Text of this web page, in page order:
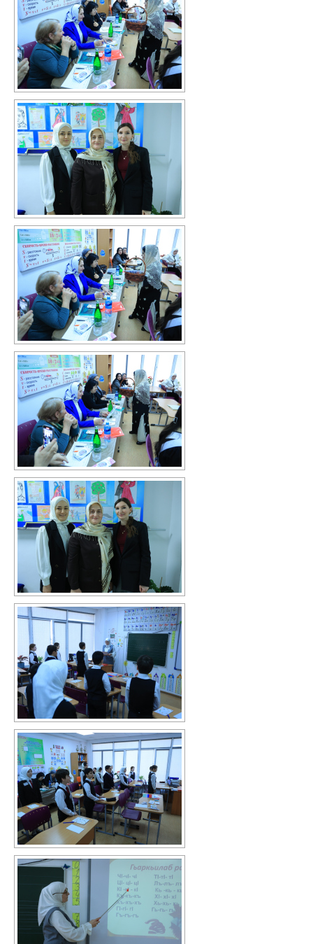
Повышение качества образования
I. Результаты обучения школьников
II. Практико-ориентированность
школьного образования
III. Управление системой общего
образования
IV. Развитие функциональной
грамотности
V. Ориентация воспитательной работы
ПМПК
Независимая оценка качества
Механизмы управления качеством
образования
2020/2021 учебный год
2021/2022 учебный год
Аналитическая справка
Летний лагерь
Снижение документационной нагрузки
Управление и надзор в сфере
образования
Библиотека
Каталог художественной литературы
В помощь библиотекарю
Справки по проверкам
План мероприятий
Методические рекомендации
ВПР-2026
Контакты
Для сведения